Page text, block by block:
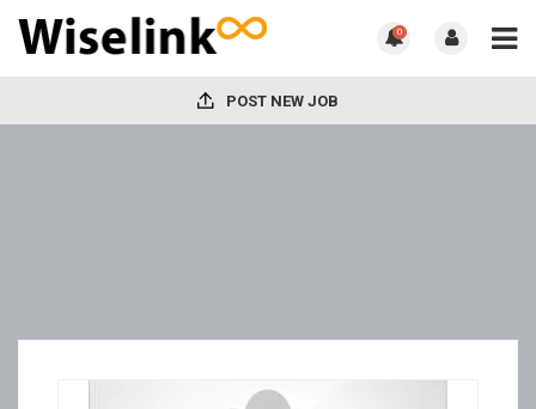
0
POST NEW JOB